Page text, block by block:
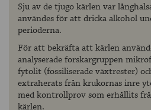
Sju av de tjugo kärlen var
användes för att dricka alkohol
perioderna.
För att bekräfta att kärlen
analyserade forskargruppen
fytolit (fossiliserade växtrester)
extraherats från krukornas inre
med kontrollprov som erhållits
kärlen.